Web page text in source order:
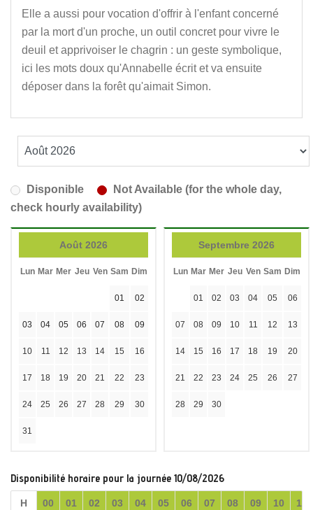
Elle a aussi pour vocation d'offrir à l'enfant concerné
par la mort d'un proche, un outil concret pour vivre le
deuil et apprivoiser le chagrin : un geste symbolique,
ici les mots doux qu'Annabelle écrit et va ensuite
déposer dans la forêt qu'aimait Simon.
Disponible
Not Available (for the whole day,
check hourly availability)
Août 2026
Lun Mar Mer Jeu Ven Sam Dim
01 02
03 04 05 06 07 08 09
10 11 12 13 14 15 16
17 18 19 20 21 22 23
24 25 26 27 28 29 30
31
Septembre 2026
Lun Mar Mer Jeu Ven Sam Dim
01 02 03 04 05 06
07 08 09 10 11 12 13
14 15 16 17 18 19 20
21 22 23 24 25 26 27
28 29 30
Disponibilité horaire pour la journée 10/08/2026
H 00 01 02 03 04 05 06 07 08 09 10 11